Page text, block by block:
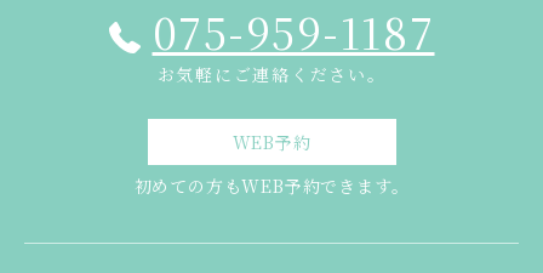
075-959-1187
お気軽にご連絡ください。
WEB予約
初めての方もWEB予約できます。